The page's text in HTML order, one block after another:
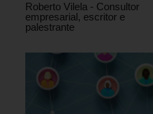
Roberto Vilela - Consultor
empresarial, escritor e
palestrante